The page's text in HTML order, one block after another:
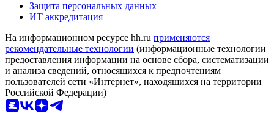
Защита персональных данных
ИТ аккредитация
На информационном ресурсе hh.ru применяются
рекомендательные технологии (информационные технологии
предоставления информации на основе сбора, систематизации
и анализа сведений, относящихся к предпочтениям
пользователей сети «Интернет», находящихся на территории
Российской Федерации)